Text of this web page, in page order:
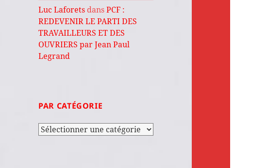
Luc Laforets dansPCF :
REDEVENIR LE PARTI DES
TRAVAILLEURS ET DES
OUVRIERS par Jean Paul
Legrand
PAR CATÉGORIE
Par